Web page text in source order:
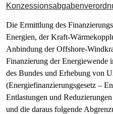
Die Ermittlung des
Energien, der Kraft-
Anbindung der Offshore-
Finanzierung der Energiewende
des Bundes und Erhebung von
(Energiefinanzierungsgesetz –
Entlastungen und
und die daraus folgende